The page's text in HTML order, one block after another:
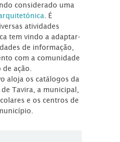
considerado uma
. É
atividades
tem vindo a adaptar-
de informação,
com a comunidade
ação.
aloja os catálogos da
Tavira, a municipal,
e os centros de